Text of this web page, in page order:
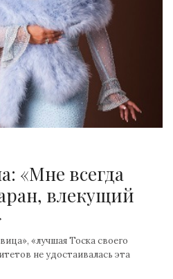
«Мне всегда
влекущий
«лучшая Тоска своего
не удостаивалась эта